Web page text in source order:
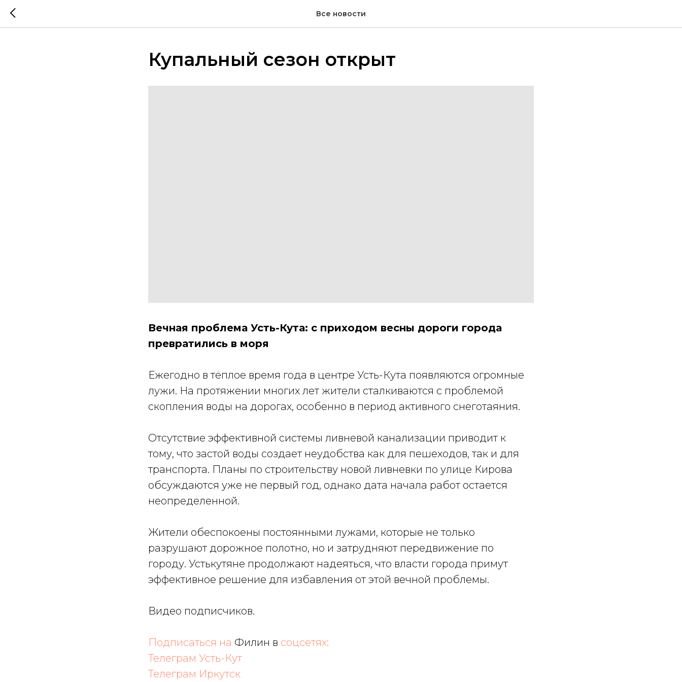
Все новости
Купальный сезон открыт
Вечная проблема Усть-Кута: с приходом весны дороги города
превратились в моря
Ежегодно в тёплое время года в центре Усть-Кута появляются огромные
лужи. На протяжении многих лет жители сталкиваются с проблемой
скопления воды на дорогах, особенно в период активного снеготаяния.
Отсутствие эффективной системы ливневой канализации приводит к
тому, что застой воды создает неудобства как для пешеходов, так и для
транспорта. Планы по строительству новой ливневки по улице Кирова
обсуждаются уже не первый год, однако дата начала работ остается
неопределенной.
Жители обеспокоены постоянными лужами, которые не только
разрушают дорожное полотно, но и затрудняют передвижение по
городу. Устькутяне продолжают надеяться, что власти города примут
эффективное решение для избавления от этой вечной проблемы.
Видео подписчиков.
Подписаться на Филин в соцсетях:
Телеграм Усть-Кут
Телеграм Иркутск